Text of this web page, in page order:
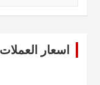
اسعار